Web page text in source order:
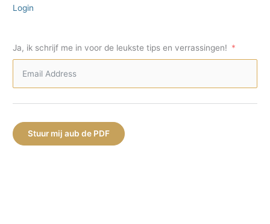
Login
Ja, ik schrijf me in voor de leukste tips en verrassingen!
Stuur mij aub de PDF